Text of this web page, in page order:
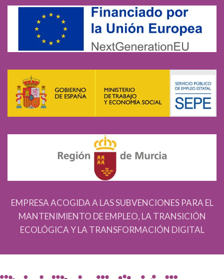
EMPRESA ACOGIDA A LAS SUBVENCIONES PARA EL
MANTENIMIENTO DE EMPLEO, LA TRANSICIÓN
ECOLÓGICA Y LA TRANSFORMACIÓN DIGITAL